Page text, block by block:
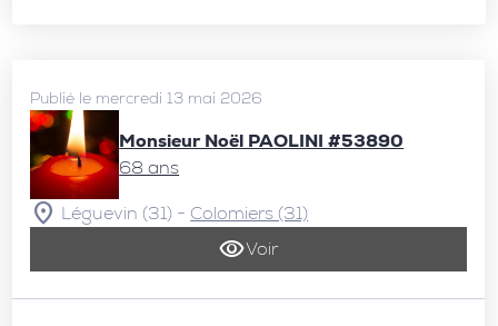
Publié le mercredi 13 mai 2026
Monsieur Noël PAOLINI #53890
68 ans
Léguevin (31) - Colomiers (31)
Voir